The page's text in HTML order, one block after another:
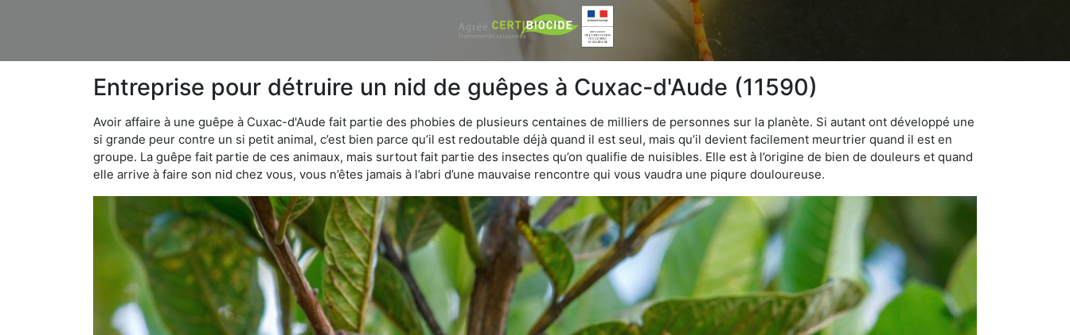
Entreprise pour détruire un nid de guêpes à Cuxac-d'Aude (11590)
Avoir affaire à une guêpe à Cuxac-d'Aude fait partie des phobies de plusieurs centaines de milliers de personnes sur la planète. Si autant ont développé une
si grande peur contre un si petit animal, c’est bien parce qu’il est redoutable déjà quand il est seul, mais qu’il devient facilement meurtrier quand il est en
groupe. La guêpe fait partie de ces animaux, mais surtout fait partie des insectes qu’on qualifie de nuisibles. Elle est à l’origine de bien de douleurs et quand
elle arrive à faire son nid chez vous, vous n’êtes jamais à l’abri d’une mauvaise rencontre qui vous vaudra une piqure douloureuse.